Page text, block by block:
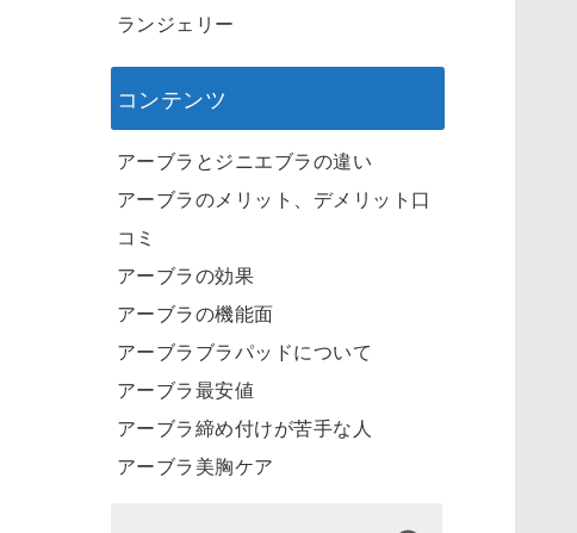
ランジェリー
コンテンツ
アーブラとジニエブラの違い
アーブラのメリット、デメリット口
コミ
アーブラの効果
アーブラの機能面
アーブラブラパッドについて
アーブラ最安値
アーブラ締め付けが苦手な人
アーブラ美胸ケア